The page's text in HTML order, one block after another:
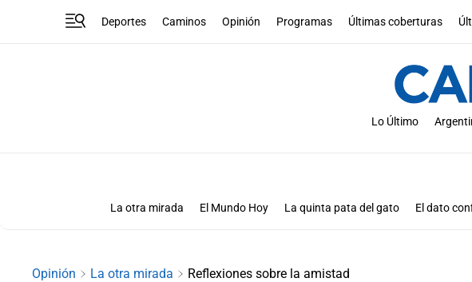
Deportes Caminos Opinión Programas Últimas coberturas
Lo Último
La otra mirada El Mundo Hoy La quinta pata del gato El dato
Opinión La otra mirada Reflexiones sobre la amistad